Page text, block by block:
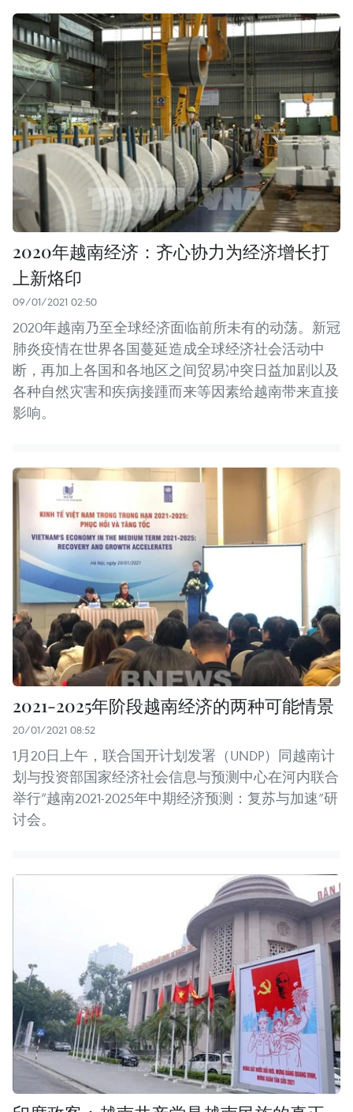
2020年越南经济：齐心协力为经济增长打
上新烙印
09/01/2021 02:50
2020年越南乃至全球经济面临前所未有的动荡。新冠
肺炎疫情在世界各国蔓延造成全球经济社会活动中
断，再加上各国和各地区之间贸易冲突日益加剧以及
各种自然灾害和疾病接踵而来等因素给越南带来直接
影响。
2021-2025年阶段越南经济的两种可能情景
20/01/2021 08:52
1月20日上午，联合国开计划发署（UNDP）同越南计
划与投资部国家经济社会信息与预测中心在河内联合
举行“越南2021-2025年中期经济预测：复苏与加速”研
讨会。